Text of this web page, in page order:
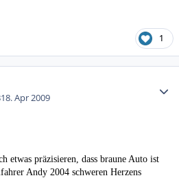
1
18. Apr 2009
etwas präzisieren, dass braune Auto ist
Andy 2004 schweren Herzens